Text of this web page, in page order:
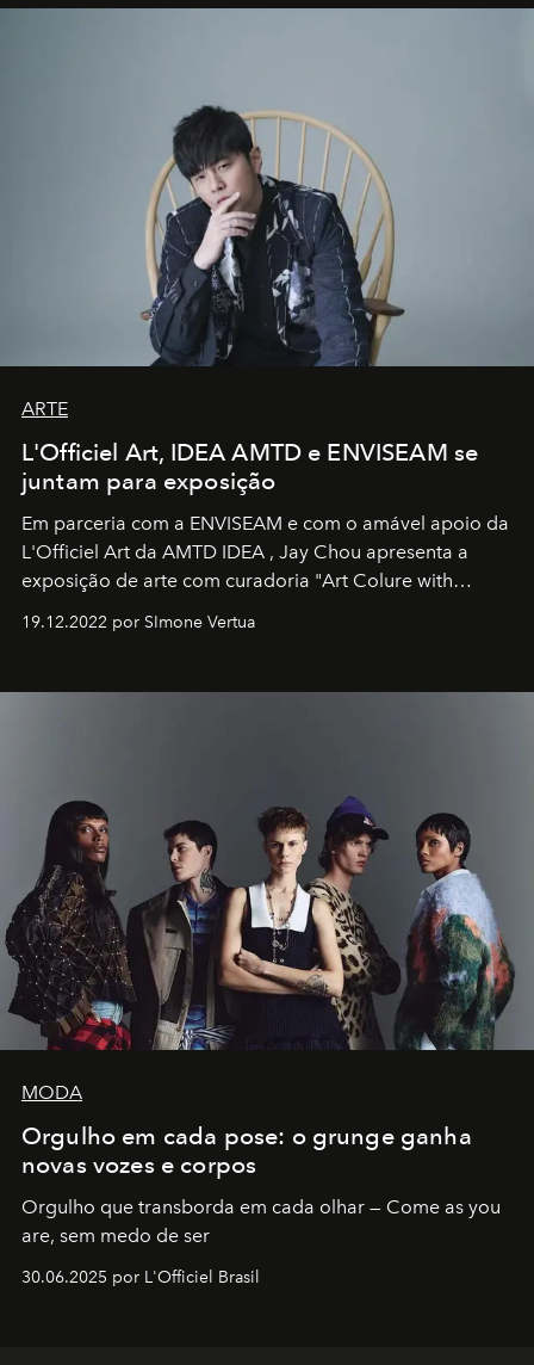
ARTE
L'Officiel Art, IDEA AMTD e ENVISEAM se
juntam para exposição
Em parceria com a ENVISEAM e com o amável apoio da
L'Officiel Art da AMTD IDEA , Jay Chou apresenta a
exposição de arte com curadoria "Art Colure with
19.12.2022 por SImone Vertua
MODA
Orgulho em cada pose: o grunge ganha
novas vozes e corpos
Orgulho que transborda em cada olhar — Come as you
are, sem medo de ser
30.06.2025 por L'Officiel Brasil